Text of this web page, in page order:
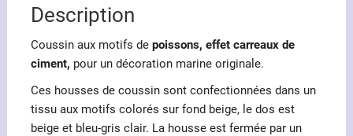
Description
Coussin aux motifs de poissons, effet carreaux de
ciment, pour un décoration marine originale.
Ces housses de coussin sont confectionnées dans un
tissu aux motifs colorés sur fond beige, le dos est
beige et bleu-gris clair. La housse est fermée par un